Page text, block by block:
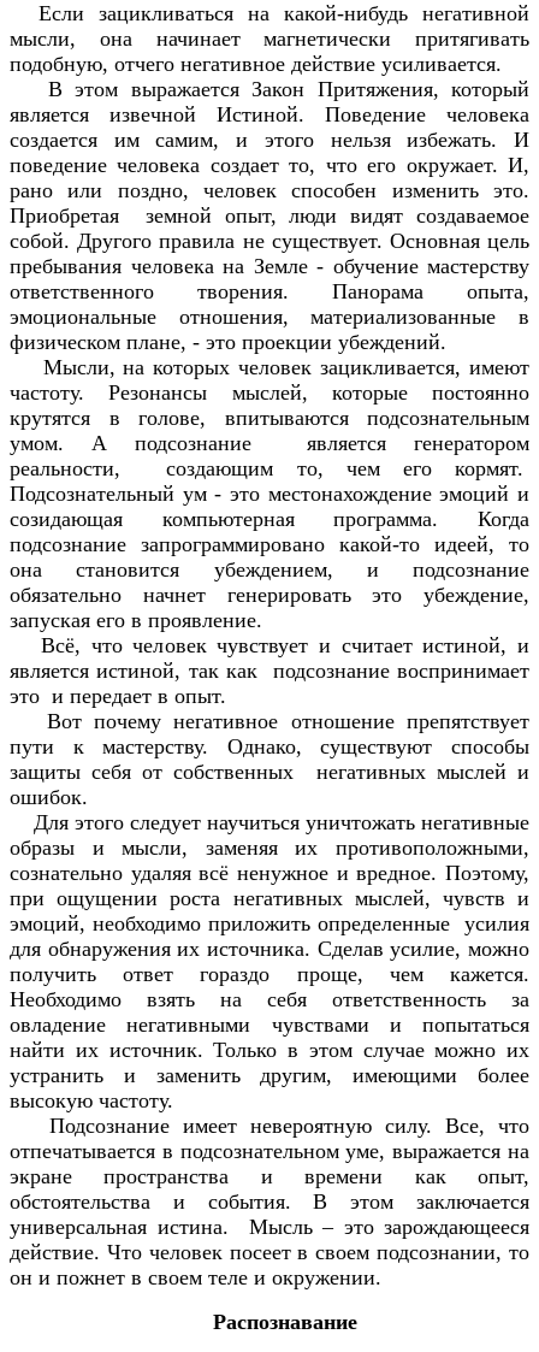
Если зацикливаться на какой-нибудь негативной
мысли, она начинает магнетически притягивать
подобную, отчего негативное действие усиливается.
В этом выражается Закон Притяжения, который
является извечной Истиной. Поведение человека
создается им самим, и этого нельзя избежать. И
поведение человека создает то, что его окружает. И,
рано или поздно, человек способен изменить это.
Приобретая земной опыт, люди видят создаваемое
собой. Другого правила не существует. Основная цель
пребывания человека на Земле - обучение мастерству
ответственного творения. Панорама опыта,
эмоциональные отношения, материализованные в
физическом плане, - это проекции убеждений.
Мысли, на которых человек зацикливается, имеют
частоту. Резонансы мыслей, которые постоянно
крутятся в голове, впитываются подсознательным
умом. А подсознание является генератором
реальности, создающим то, чем его кормят.
Подсознательный ум - это местонахождение эмоций и
созидающая компьютерная программа. Когда
подсознание запрограммировано какой-то идеей, то
она становится убеждением, и подсознание
обязательно начнет генерировать это убеждение,
запуская его в проявление.
Всё, что человек чувствует и считает истиной, и
является истиной, так как подсознание воспринимает
это и передает в опыт.
Вот почему негативное отношение препятствует
пути к мастерству. Однако, существуют способы
защиты себя от собственных негативных мыслей и
ошибок.
Для этого следует научиться уничтожать негативные
образы и мысли, заменяя их противоположными,
сознательно удаляя всё ненужное и вредное. Поэтому,
при ощущении роста негативных мыслей, чувств и
эмоций, необходимо приложить определенные усилия
для обнаружения их источника. Сделав усилие, можно
получить ответ гораздо проще, чем кажется.
Необходимо взять на себя ответственность за
овладение негативными чувствами и попытаться
найти их источник. Только в этом случае можно их
устранить и заменить другим, имеющими более
высокую частоту.
Подсознание имеет невероятную силу. Все, что
отпечатывается в подсознательном уме, выражается на
экране пространства и времени как опыт,
обстоятельства и события. В этом заключается
универсальная истина. Мысль – это зарождающееся
действие. Что человек посеет в своем подсознании, то
он и пожнет в своем теле и окружении.
Распознавание